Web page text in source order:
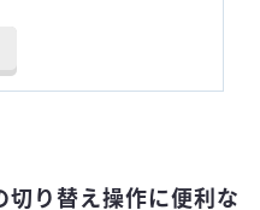
切り替え操作に便利な